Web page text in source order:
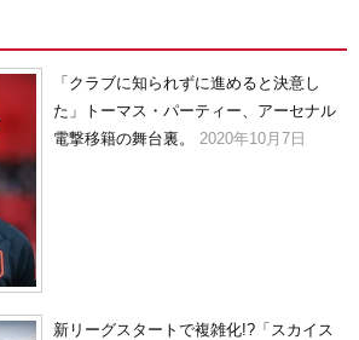
「クラブに知られずに進めると決意し
た」トーマス・パーティー、アーセナル
電撃移籍の舞台裏。
2020年10月7日
新リーグスタートで複雑化!?「スカイス